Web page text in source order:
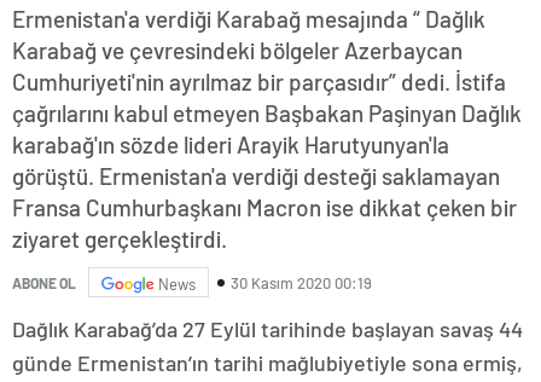
Ermenistan'a verdiği Karabağ mesajında “ Dağlık
Karabağ ve çevresindeki bölgeler Azerbaycan
Cumhuriyeti'nin ayrılmaz bir parçasıdır” dedi. İstifa
çağrılarını kabul etmeyen Başbakan Paşinyan Dağlık
karabağ'ın sözde lideri Arayik Harutyunyan'la
görüştü. Ermenistan'a verdiği desteği saklamayan
Fransa Cumhurbaşkanı Macron ise dikkat çeken bir
ziyaret gerçekleştirdi.
ABONE OL News 30 Kasım 2020 00:19
Dağlık Karabağ’da 27 Eylül tarihinde başlayan savaş 44
günde Ermenistan’ın tarihi mağlubiyetiyle sona ermiş,